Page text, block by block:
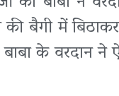
बैगी में
के वरदान ने